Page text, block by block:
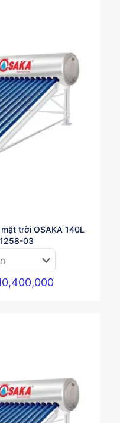
trời OSAKA 140L
03
Khoảng